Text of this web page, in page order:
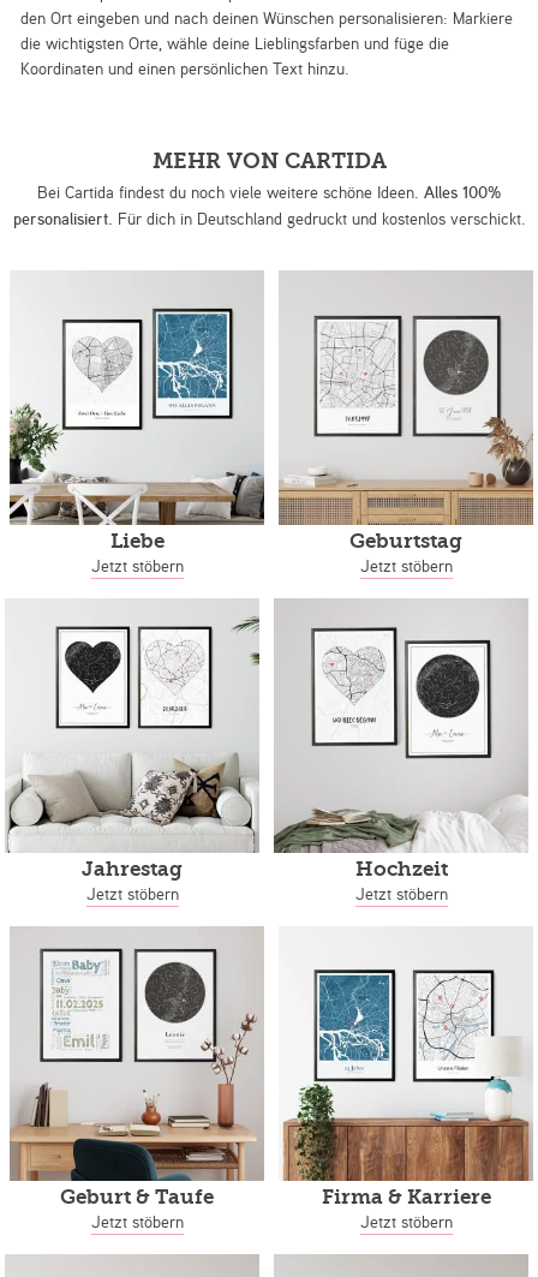
den Ort eingeben und nach deinen Wünschen personalisieren: Markiere
die wichtigsten Orte, wähle deine Lieblingsfarben und füge die
Koordinaten und einen persönlichen Text hinzu.
MEHR VON CARTIDA
Bei Cartida findest du noch viele weitere schöne Ideen. Alles 100%
personalisiert. Für dich in Deutschland gedruckt und kostenlos verschickt.
Liebe
Jetzt stöbern
Geburtstag
Jetzt stöbern
Jahrestag
Jetzt stöbern
Hochzeit
Jetzt stöbern
Geburt & Taufe
Jetzt stöbern
Firma & Karriere
Jetzt stöbern